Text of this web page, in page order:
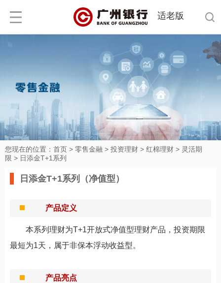
适老版
您现在的位置： 首页 > 零售金融 > 投资理财 > 红棉理财 > 灵活期
限 > 日添金T+1系列
日添金T+1系列（净值型）
产品定义
本系列 理财为T+1开放式净值型理财产品， 投资期限
最短为1天 ， 属于非保本浮动收益型。
产品亮点